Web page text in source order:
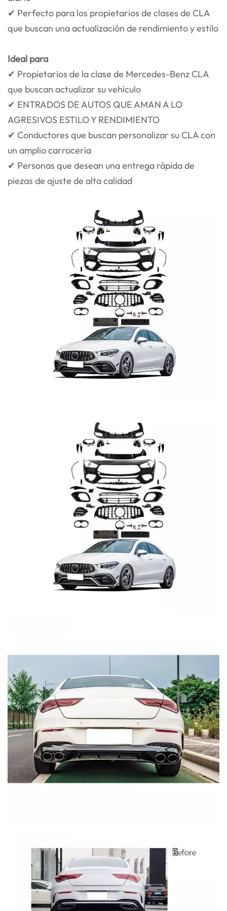
✔ Perfecto para los propietarios de clases de CLA
que buscan una actualización de rendimiento y estilo
Ideal para
✔ Propietarios de la clase de Mercedes-Benz CLA
que buscan actualizar su vehículo
✔ ENTRADOS DE AUTOS QUE AMAN A LO
AGRESIVOS ESTILO Y RENDIMIENTO
✔ Conductores que buscan personalizar su CLA con
un amplio carrocería
✔ Personas que desean una entrega rápida de
piezas de ajuste de alta calidad